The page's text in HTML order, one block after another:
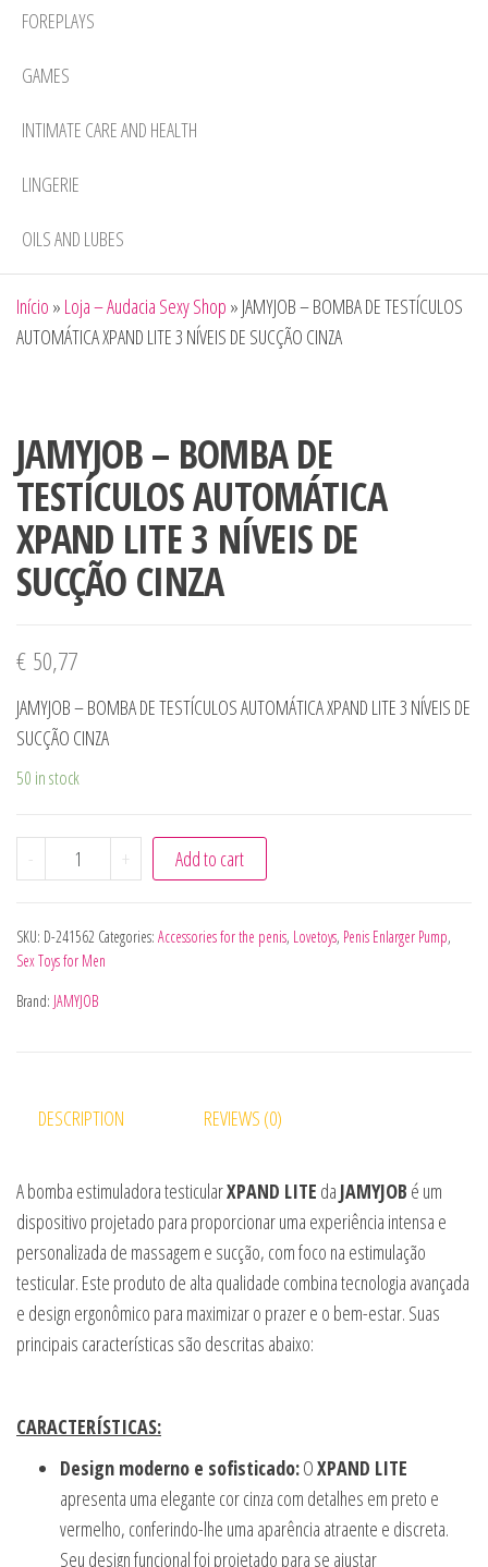
FOREPLAYS
GAMES
INTIMATE CARE AND HEALTH
LINGERIE
OILS AND LUBES
Início » Loja – Audacia Sexy Shop » JAMYJOB – BOMBA DE TESTÍCULOS
AUTOMÁTICA XPAND LITE 3 NÍVEIS DE SUCÇÃO CINZA
JAMYJOB – BOMBA DE
TESTÍCULOS AUTOMÁTICA
XPAND LITE 3 NÍVEIS DE
SUCÇÃO CINZA
€ 50,77
JAMYJOB – BOMBA DE TESTÍCULOS AUTOMÁTICA XPAND LITE 3 NÍVEIS DE
SUCÇÃO CINZA
50 in stock
- JAMYJOB - BOMBA DE TESTÍCULOS AUTOMÁTICA
+ Add to cart
SKU: D-241562 Categories: Accessories for the penis, Lovetoys, Penis Enlarger Pump,
Sex Toys for Men
Brand: JAMYJOB
DESCRIPTION REVIEWS (0)
A bomba estimuladora testicularXPAND LITE da JAMYJOB é um
dispositivo projetado para proporcionar uma experiência intensa e
personalizada de massagem e sucção, com foco na estimulação
testicular. Este produto de alta qualidade combina tecnologia avançada
e design ergonômico para maximizar o prazer e o bem-estar. Suas
principais características são descritas abaixo:
CARACTERÍSTICAS:
Design moderno e sofisticado:OXPAND LITE
apresenta uma elegante cor cinza com detalhes em preto e
vermelho, conferindo-lhe uma aparência atraente e discreta.
Seu design funcional foi projetado para se ajustar